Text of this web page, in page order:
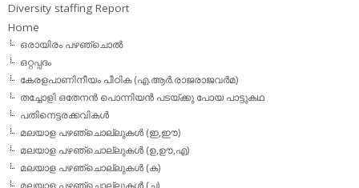
Diversity staffing Report
Home
ഒരായിരം പഴഞ്ചൊല്‍
ഒറ്റപ്പദം
കേരളപാണിനീയം പീഠിക (എ.ആര്‍.രാജരാജവര്‍മ)
തച്ചോളി ഒതേനൻ പൊന്നിയൻ പടയ്‌ക്കു പോയ പാട്ടുകഥ
പതിനെട്ടരക്കവികള്‍
മലയാള പഴഞ്ചൊല്ലുകള്‍ (ഇ,ഈ)
മലയാള പഴഞ്ചൊല്ലുകള്‍ (ഉ,ഊ,എ)
മലയാള പഴഞ്ചൊല്ലുകള്‍ (ക)
മലയാള പഴഞ്ചൊല്ലുകള്‍ (ച)